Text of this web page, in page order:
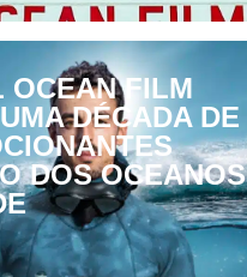
OCEAN FILM
DÉCADA DE
DOS OCEANOS